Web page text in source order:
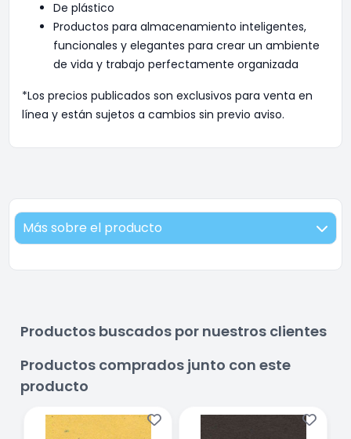
De plástico
Productos para almacenamiento inteligentes,
funcionales y elegantes para crear un ambiente
de vida y trabajo perfectamente organizada
*Los precios publicados son exclusivos para venta en
línea y están sujetos a cambios sin previo aviso.
Más sobre el producto
Productos buscados por nuestros clientes
Productos comprados junto con este
producto